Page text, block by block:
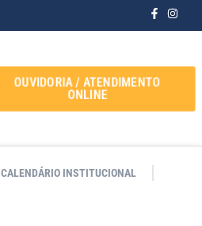
OUVIDORIA / ATENDIMENTO
ONLINE
CALENDÁRIO INSTITUCIONAL